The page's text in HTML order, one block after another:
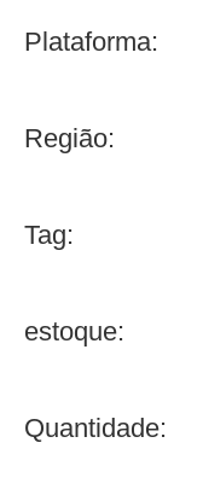
Plataforma:
Região:
Tag:
estoque:
Quantidade: